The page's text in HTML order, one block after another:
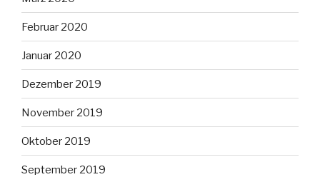
Februar 2020
Januar 2020
Dezember 2019
November 2019
Oktober 2019
September 2019